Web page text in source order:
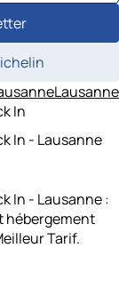
Lausanne
In
In - Lausanne
In - Lausanne :
hébergement
Tarif.